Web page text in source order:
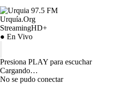
Urquía.Org
StreamingHD+
● En Vivo
Presiona PLAY para escuchar
Cargando…
No se pudo conectar